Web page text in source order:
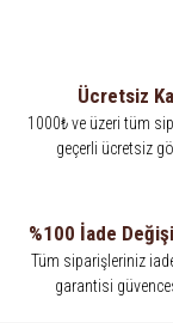
Ücretsiz
1000₺ ve üzeri tüm
geçerli ücretsiz
%100 İade
Tüm siparişleriniz
garantisi